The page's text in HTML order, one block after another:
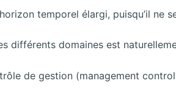
temporel élargi, puisqu’il ne
différents domaines est
de gestion (management